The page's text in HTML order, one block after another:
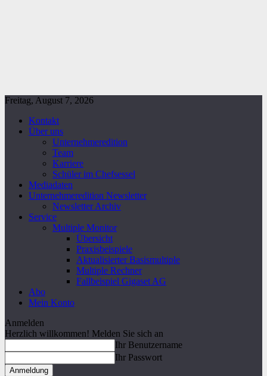
Freitag, August 7, 2026
Kontakt
Über uns
Unternehmeredition
Team
Karriere
Schüler im Chefsessel
Mediadaten
Unternehmeredition Newsletter
Newsletter Archiv
Service
Multiple Monitor
Übersicht
Praxisbeispiele
Aktualisierter Basismultiple
Multiple Rechner
Fallbeispiel Gigaset AG
Abo
Mein Konto
Anmelden
Herzlich willkommen! Melden Sie sich an
Ihr Benutzername
Ihr Passwort